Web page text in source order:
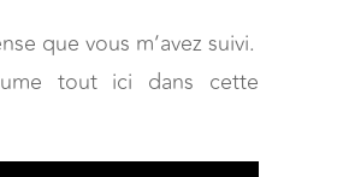
que vous m’avez suivi.
tout ici dans cette